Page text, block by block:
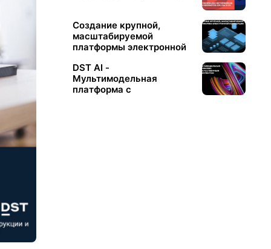
Создание крупной,
масштабируемой
платформы электронной
DST AI -
Мультимодельная
платформа с